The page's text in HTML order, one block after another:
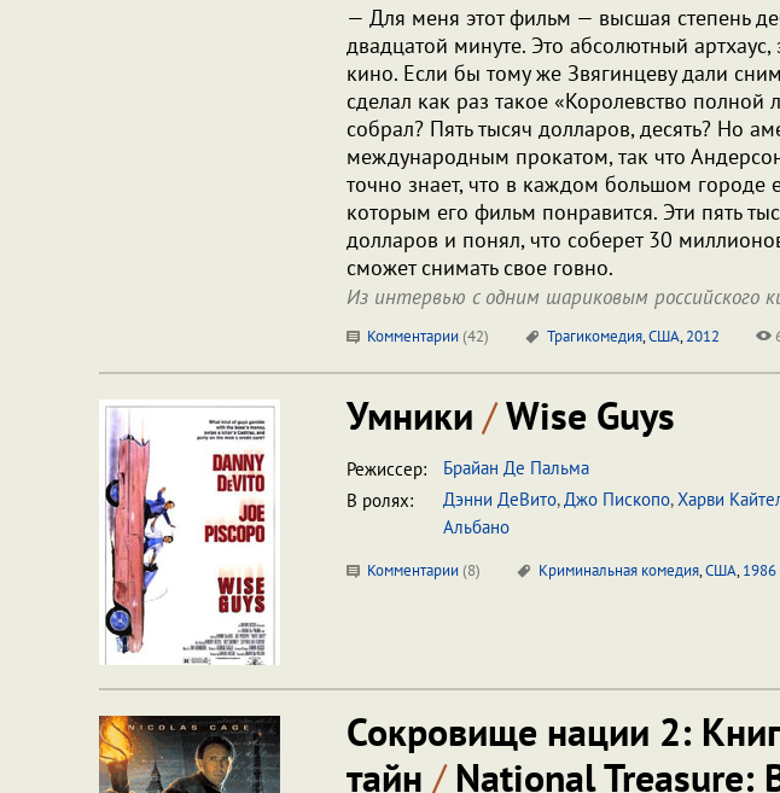
— Для меня этот фильм — высшая степень
двадцатой минуте. Это абсолютный
кино. Если бы тому же Звягинцеву дали
сделал как раз такое «Королевство полной
собрал? Пять тысяч долларов, десять? Но
международным прокатом, так что
точно знает, что в каждом большом городе
которым его фильм понравится. Эти пять
долларов и понял, что соберет 30
сможет снимать свое говно.
Из интервью с одним шариковым российского
Комментарии (42) Трагикомедия,США,2012
Умники /Wise Guys
Режиссер:
Брайан Де Пальма
В ролях:
Дэнни ДеВито,Джо Пископо,Харви
Альбано
Комментарии (8) Криминальная комедия,США,1986
Сокровище нации 2:
тайн /National Treasure: